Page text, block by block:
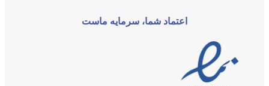
اعتماد شما، سرمایه ماست